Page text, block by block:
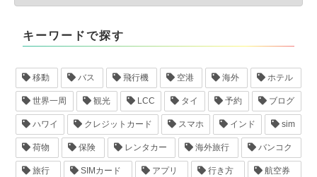
キーワードで探す
移動 バス 飛行機 空港 海外 ホテル
世界一周 観光 LCC タイ 予約 ブログ
ハワイ クレジットカード スマホ インド sim
荷物 保険 レンタカー 海外旅行 バンコク
旅行 SIMカード アプリ 行き方 航空券